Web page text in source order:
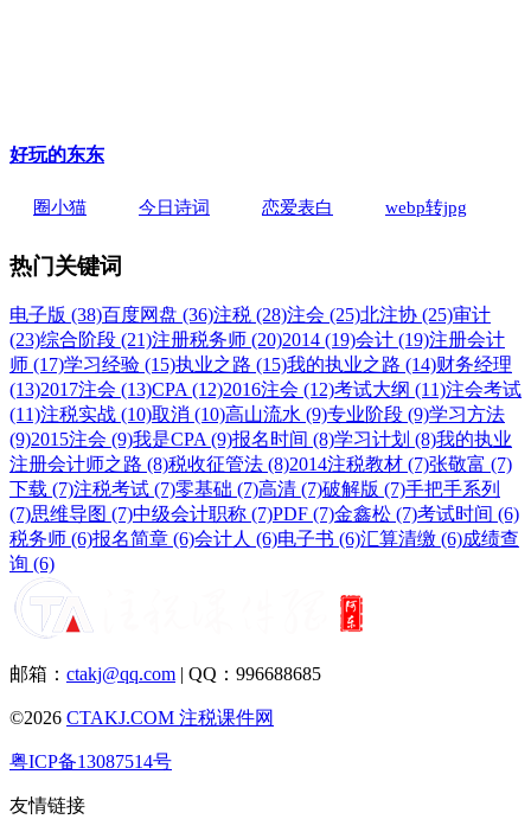
好玩的东东
圈小猫 今日诗词 恋爱表白 webp转jpg
热门关键词
电子版 (38)百度网盘 (36)注税 (28)注会 (25)北注协 (25)审计
(23)综合阶段 (21)注册税务师 (20)2014 (19)会计 (19)注册会计
师 (17)学习经验 (15)执业之路 (15)我的执业之路 (14)财务经理
(13)2017注会 (13)CPA (12)2016注会 (12)考试大纲 (11)注会考试
(11)注税实战 (10)取消 (10)高山流水 (9)专业阶段 (9)学习方法
(9)2015注会 (9)我是CPA (9)报名时间 (8)学习计划 (8)我的执业
注册会计师之路 (8)税收征管法 (8)2014注税教材 (7)张敬富 (7)
下载 (7)注税考试 (7)零基础 (7)高清 (7)破解版 (7)手把手系列
(7)思维导图 (7)中级会计职称 (7)PDF (7)金鑫松 (7)考试时间 (6)
税务师 (6)报名简章 (6)会计人 (6)电子书 (6)汇算清缴 (6)成绩查
询 (6)
邮箱： ctakj@qq.com | QQ：996688685
©2026 CTAKJ.COM 注税课件网
粤ICP备13087514号
友情链接